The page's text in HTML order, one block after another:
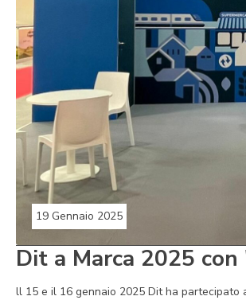
19 Gennaio 2025
Dit a Marca 2025
ll 15 e il 16 gennaio 2025 Dit ha partecipato